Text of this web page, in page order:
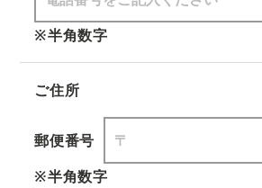
※半角数字
ご住所
郵便番号
※半角数字